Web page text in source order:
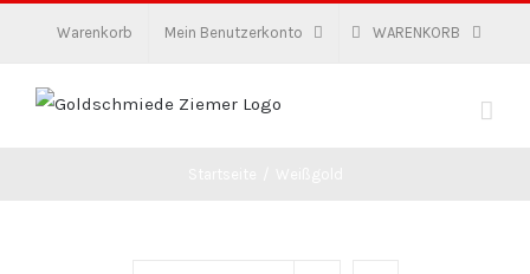
Warenkorb Mein Benutzerkonto WARENKORB